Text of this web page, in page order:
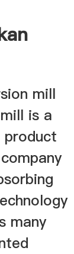
mill
is a
many